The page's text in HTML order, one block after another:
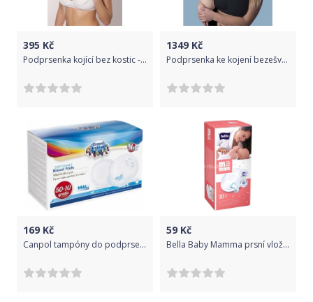
395 Kč
Podprsenka kojící bez kostic - BARLEY bílá - 90B
1349 Kč
Podprsenka ke kojení bezešvá Push Up s gelovou kosticí Carriwell Černá XXL
169 Kč
Canpol tampóny do podprsenky 60 ks
59 Kč
Bella Baby Mamma prsní vložky 30 ks